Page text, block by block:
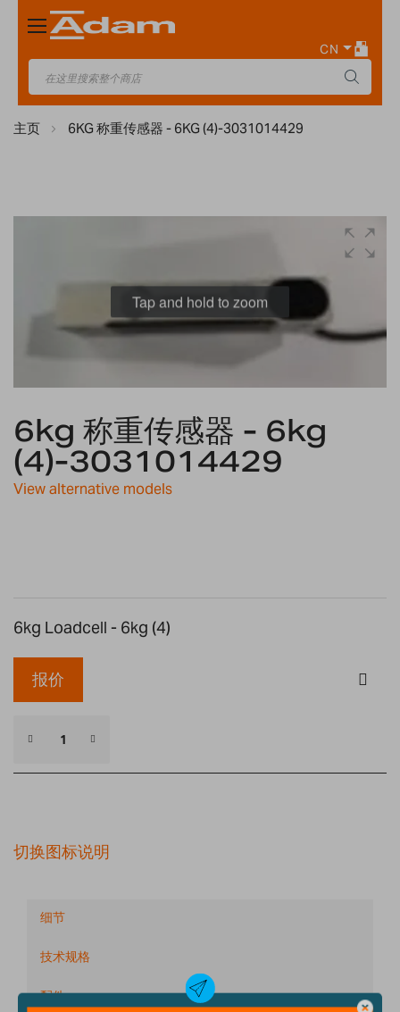
Toggle
Nav
CN
主页 6KG 称重传感器 - 6KG (4)-3031014429
Tap and hold to zoom
to
the
beginning
of
the
6kg 称重传感器 - 6kg
(4)-3031014429
View alternative models
6kg Loadcell - 6kg (4)
报价
切换图标说明
细节
技术规格
配件